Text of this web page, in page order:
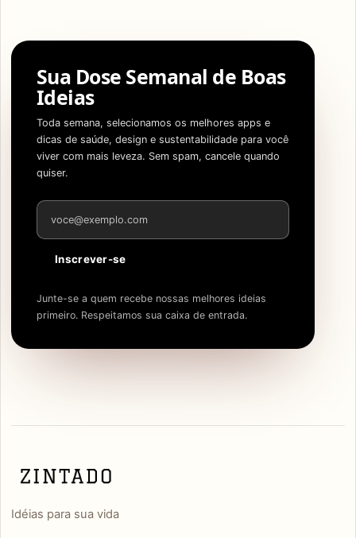
Sua Dose Semanal de Boas
Ideias
Toda semana, selecionamos os melhores apps e
dicas de saúde, design e sustentabilidade para você
viver com mais leveza. Sem spam, cancele quando
quiser.
Endereço de e-mail
Inscrever-se
Junte-se a quem recebe nossas melhores ideias
primeiro. Respeitamos sua caixa de entrada.
Idéias para sua vida